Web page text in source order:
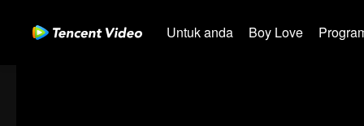
Untuk anda Boy Love